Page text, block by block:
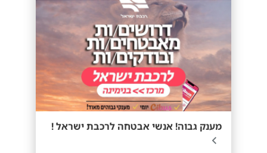
מענק גבוה! אנשי אבטחה לרכבת ישראל !